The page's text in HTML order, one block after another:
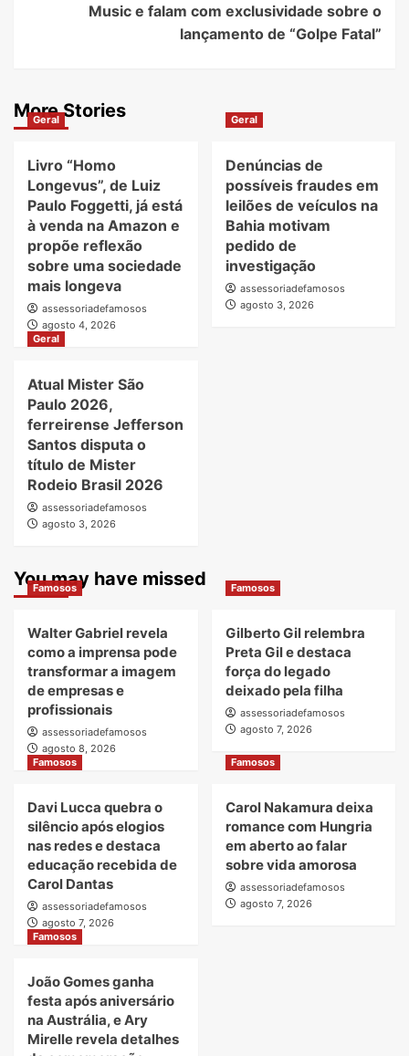
Music e falam com exclusividade sobre o
lançamento de “Golpe Fatal”
More Stories
Geral
Livro “Homo
Longevus”, de Luiz
Paulo Foggetti, já está
à venda na Amazon e
propõe reflexão
sobre uma sociedade
mais longeva
assessoriadefamosos
agosto 4, 2026
Geral
Denúncias de
possíveis fraudes em
leilões de veículos na
Bahia motivam
pedido de
investigação
assessoriadefamosos
agosto 3, 2026
Geral
Atual Mister São
Paulo 2026,
ferreirense Jefferson
Santos disputa o
título de Mister
Rodeio Brasil 2026
assessoriadefamosos
agosto 3, 2026
You may have missed
Famosos
Walter Gabriel revela
como a imprensa pode
transformar a imagem
de empresas e
profissionais
assessoriadefamosos
agosto 8, 2026
Famosos
Gilberto Gil relembra
Preta Gil e destaca
força do legado
deixado pela filha
assessoriadefamosos
agosto 7, 2026
Famosos
Davi Lucca quebra o
silêncio após elogios
nas redes e destaca
educação recebida de
Carol Dantas
assessoriadefamosos
agosto 7, 2026
Famosos
Carol Nakamura deixa
romance com Hungria
em aberto ao falar
sobre vida amorosa
assessoriadefamosos
agosto 7, 2026
Famosos
João Gomes ganha
festa após aniversário
na Austrália, e Ary
Mirelle revela detalhes